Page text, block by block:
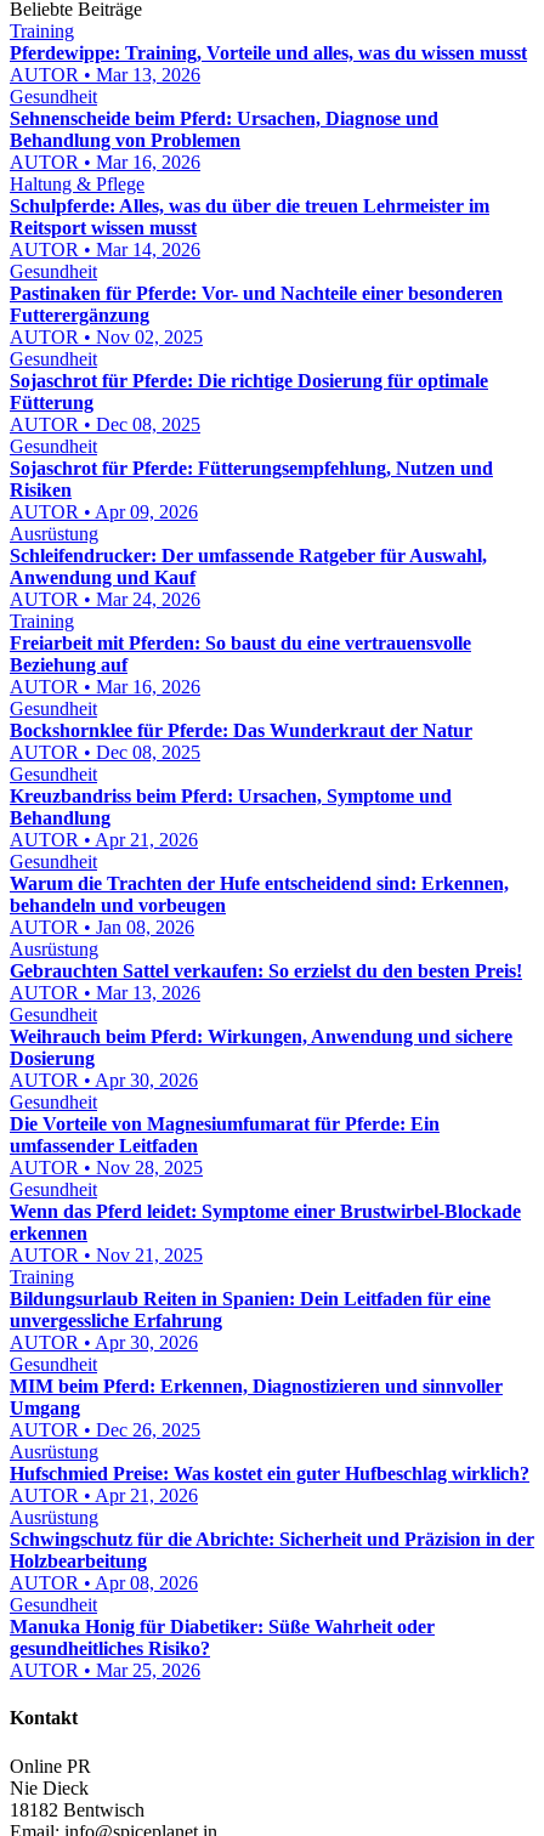
Beliebte Beiträge
Training
Pferdewippe: Training, Vorteile und alles, was du wissen musst
AUTOR • Mar 13, 2026
Gesundheit
Sehnenscheide beim Pferd: Ursachen, Diagnose und
Behandlung von Problemen
AUTOR • Mar 16, 2026
Haltung & Pflege
Schulpferde: Alles, was du über die treuen Lehrmeister im
Reitsport wissen musst
AUTOR • Mar 14, 2026
Gesundheit
Pastinaken für Pferde: Vor- und Nachteile einer besonderen
Futterergänzung
AUTOR • Nov 02, 2025
Gesundheit
Sojaschrot für Pferde: Die richtige Dosierung für optimale
Fütterung
AUTOR • Dec 08, 2025
Gesundheit
Sojaschrot für Pferde: Fütterungsempfehlung, Nutzen und
Risiken
AUTOR • Apr 09, 2026
Ausrüstung
Schleifendrucker: Der umfassende Ratgeber für Auswahl,
Anwendung und Kauf
AUTOR • Mar 24, 2026
Training
Freiarbeit mit Pferden: So baust du eine vertrauensvolle
Beziehung auf
AUTOR • Mar 16, 2026
Gesundheit
Bockshornklee für Pferde: Das Wunderkraut der Natur
AUTOR • Dec 08, 2025
Gesundheit
Kreuzbandriss beim Pferd: Ursachen, Symptome und
Behandlung
AUTOR • Apr 21, 2026
Gesundheit
Warum die Trachten der Hufe entscheidend sind: Erkennen,
behandeln und vorbeugen
AUTOR • Jan 08, 2026
Ausrüstung
Gebrauchten Sattel verkaufen: So erzielst du den besten Preis!
AUTOR • Mar 13, 2026
Gesundheit
Weihrauch beim Pferd: Wirkungen, Anwendung und sichere
Dosierung
AUTOR • Apr 30, 2026
Gesundheit
Die Vorteile von Magnesiumfumarat für Pferde: Ein
umfassender Leitfaden
AUTOR • Nov 28, 2025
Gesundheit
Wenn das Pferd leidet: Symptome einer Brustwirbel-Blockade
erkennen
AUTOR • Nov 21, 2025
Training
Bildungsurlaub Reiten in Spanien: Dein Leitfaden für eine
unvergessliche Erfahrung
AUTOR • Apr 30, 2026
Gesundheit
MIM beim Pferd: Erkennen, Diagnostizieren und sinnvoller
Umgang
AUTOR • Dec 26, 2025
Ausrüstung
Hufschmied Preise: Was kostet ein guter Hufbeschlag wirklich?
AUTOR • Apr 21, 2026
Ausrüstung
Schwingschutz für die Abrichte: Sicherheit und Präzision in der
Holzbearbeitung
AUTOR • Apr 08, 2026
Gesundheit
Manuka Honig für Diabetiker: Süße Wahrheit oder
gesundheitliches Risiko?
AUTOR • Mar 25, 2026
Kontakt
Online PR
Nie Dieck
18182 Bentwisch
Email: info@spiceplanet.in